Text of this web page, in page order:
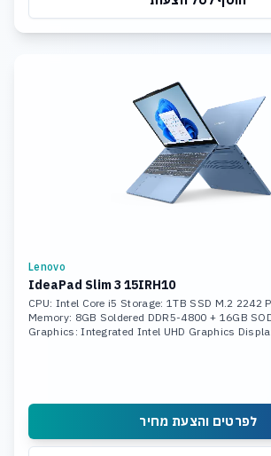
Lenovo
IdeaPad Slim 3 15IRH10
CPU: Intel Core i5 Storage: 1TB SSD M.2 2242
Memory: 8GB Soldered DDR5-4800 + 16GB
Graphics: Integrated Intel UHD Graphics
לפרטים והצעת מחיר